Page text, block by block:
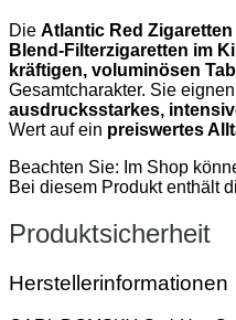
Die Atlantic Red Zigaretten
Blend‑Filterzigaretten im
kräftigen, voluminösen
Gesamtcharakter. Sie
ausdrucksstarkes,
Wert auf ein preiswertes
Beachten Sie: Im Shop
Bei diesem Produkt enthält
Produktsicherheit
Herstellerinformationen